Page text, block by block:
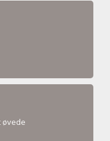
øvede